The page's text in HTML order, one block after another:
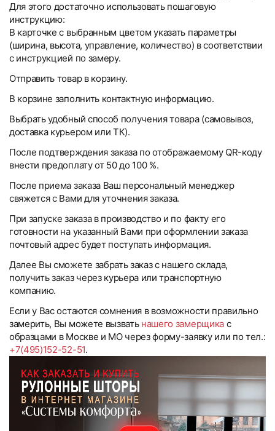
Для этого достаточно использовать пошаговую
инструкцию:
В карточке с выбранным цветом указать параметры
(ширина, высота, управление, количество) в соответствии
с инструкцией по замеру.
Отправить товар в корзину.
В корзине заполнить контактную информацию.
Выбрать удобный способ получения товара (самовывоз,
доставка курьером или ТК).
После подтверждения заказа по отображаемому QR-коду
внести предоплату от 50 до 100 %.
После приема заказа Ваш персональный менеджер
свяжется с Вами для уточнения заказа.
При запуске заказа в производство и по факту его
готовности на указанный Вами при оформлении заказа
почтовый адрес будет поступать информация.
Далее Вы сможете забрать заказ с нашего склада,
получить заказ через курьера или транспортную
компанию.
Если у Вас остаются сомнения в возможности правильно
замерить, Вы можете вызвать нашего замерщикас
образцами в Москве и МО через форму-заявку или по тел.:
+7(495)152-52-51.